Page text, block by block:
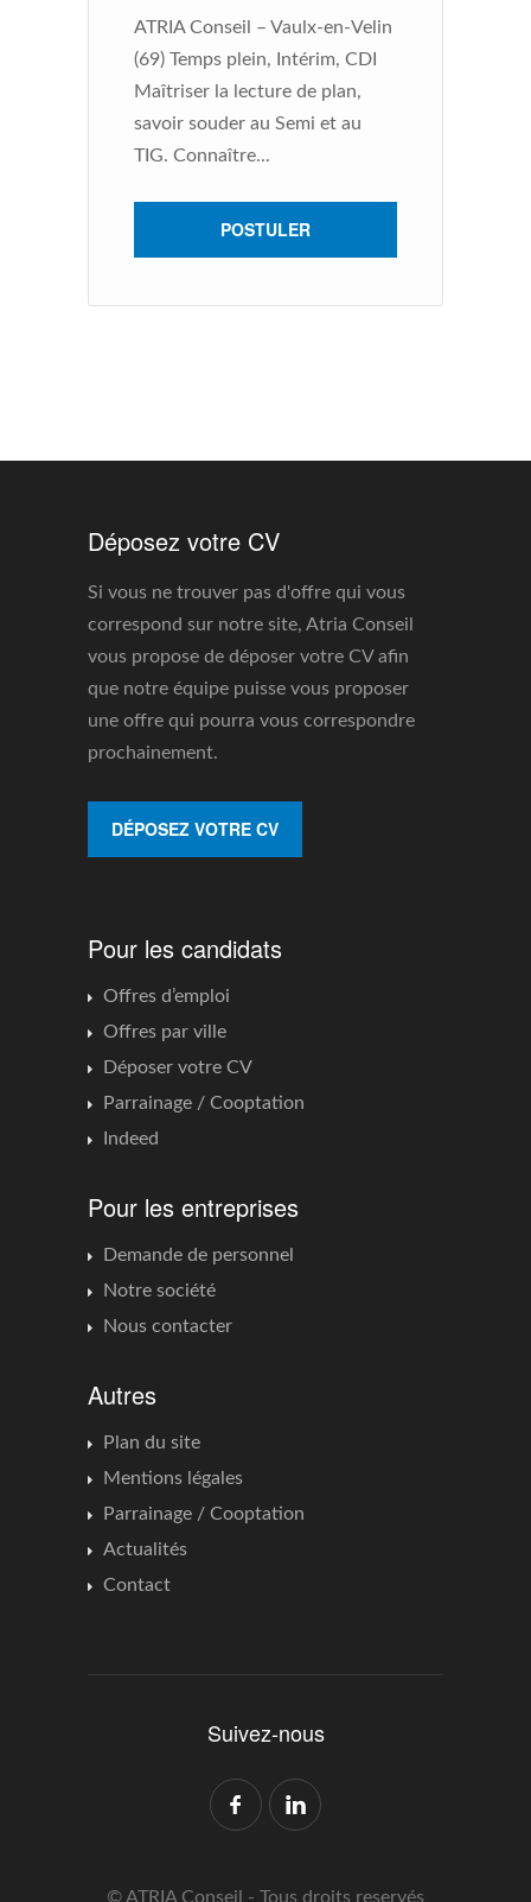
ATRIA Conseil – Vaulx-en-Velin
(69) Temps plein, Intérim, CDI
Maîtriser la lecture de plan,
savoir souder au Semi et au
TIG. Connaître...
POSTULER
Déposez votre CV
Si vous ne trouver pas d'offre qui vous
correspond sur notre site, Atria Conseil
vous propose de déposer votre CV afin
que notre équipe puisse vous proposer
une offre qui pourra vous correspondre
prochainement.
DÉPOSEZ VOTRE CV
Pour les candidats
Offres d’emploi
Offres par ville
Déposer votre CV
Parrainage / Cooptation
Indeed
Pour les entreprises
Demande de personnel
Notre société
Nous contacter
Autres
Plan du site
Mentions légales
Parrainage / Cooptation
Actualités
Contact
Suivez-nous
© ATRIA Conseil - Tous droits reservés